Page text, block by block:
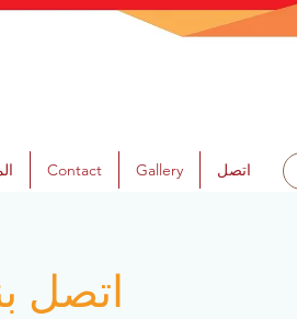
Contact Gallery اتصل
اتصل